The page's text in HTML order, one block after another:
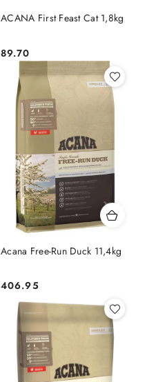
ACANA First Feast Cat 1,8kg
Cena:
89.70
Acana Free-Run Duck 11,4kg
Cena:
406.95